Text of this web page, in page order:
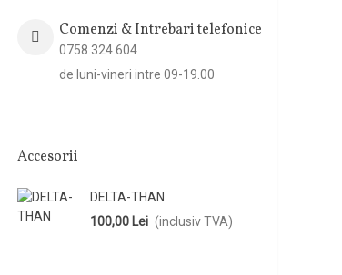
Comenzi & Intrebari telefonice
0758.324.604
de luni-vineri intre 09-19.00
Accesorii
DELTA-THAN
100,00 Lei (inclusiv TVA)